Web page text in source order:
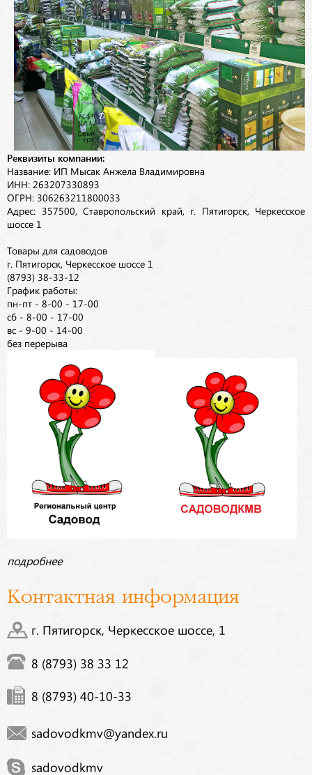
Реквизиты компании:
Название: ИП Мысак Анжела Владимировна
ИНН: 263207330893
ОГРН: 306263211800033
Адрес: 357500, Ставропольский край, г. Пятигорск, Черкесское
шоссе 1
Товары для садоводов
г. Пятигорск, Черкесское шоссе 1
(8793) 38-33-12
График работы:
пн-пт - 8-00 - 17-00
сб - 8-00 - 17-00
вс - 9-00 - 14-00
без перерыва
подробнее
Контактная информация
г. Пятигорск, Черкесское шоссе, 1
8 (8793) 38 33 12
8 (8793) 40-10-33
sadovodkmv@yandex.ru
sadovodkmv